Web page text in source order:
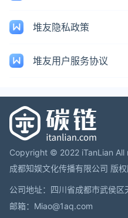
堆友隐私政策
堆友用户服务协议
Copyright © 2022 iTanLian All
成都知娱文化传播有限公司 版
公司地址：四川省成都市武侯
邮箱：Miao@1aq.com